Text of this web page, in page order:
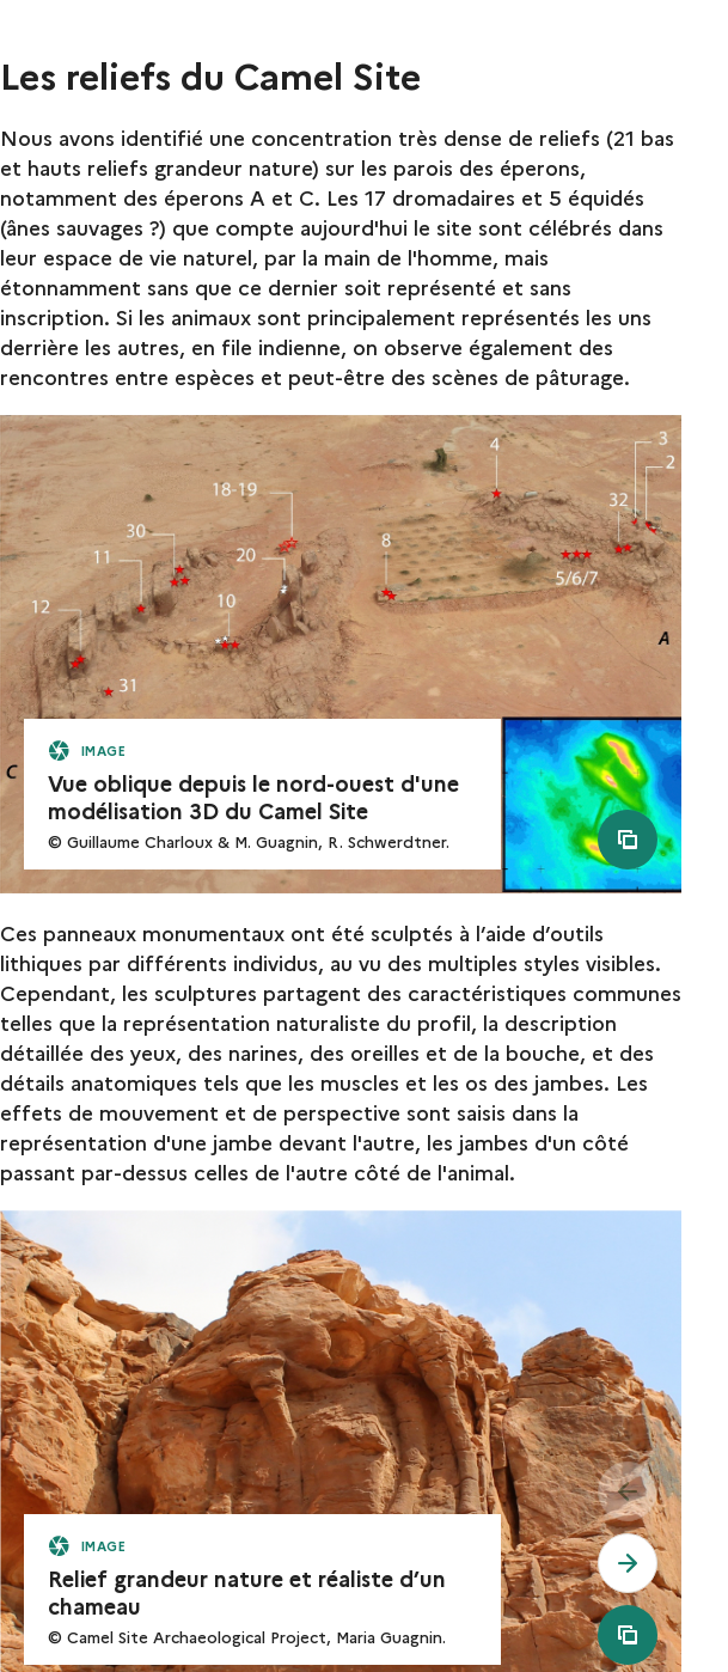
Les reliefs du Camel Site
Nous avons identifié une concentration très dense de reliefs (21 bas
et hauts reliefs grandeur nature) sur les parois des éperons,
notamment des éperons A et C. Les 17 dromadaires et 5 équidés
(ânes sauvages ?) que compte aujourd'hui le site sont célébrés dans
leur espace de vie naturel, par la main de l'homme, mais
étonnamment sans que ce dernier soit représenté et sans
inscription. Si les animaux sont principalement représentés les uns
derrière les autres, en file indienne, on observe également des
rencontres entre espèces et peut-être des scènes de pâturage.
IMAGE
Vue oblique depuis le nord-ouest d'une
modélisation 3D du Camel Site
© Guillaume Charloux & M. Guagnin, R. Schwerdtner. see all
Ces panneaux monumentaux ont été sculptés à l’aide d’outils
lithiques par différents individus, au vu des multiples styles visibles.
Cependant, les sculptures partagent des caractéristiques communes
telles que la représentation naturaliste du profil, la description
détaillée des yeux, des narines, des oreilles et de la bouche, et des
détails anatomiques tels que les muscles et les os des jambes. Les
effets de mouvement et de perspective sont saisis dans la
représentation d'une jambe devant l'autre, les jambes d'un côté
passant par-dessus celles de l'autre côté de l'animal.
IMAGE
Relief grandeur nature et réaliste d’un
chameau
© Camel Site Archaeological Project, Maria Guagnin.
see
see next
see all